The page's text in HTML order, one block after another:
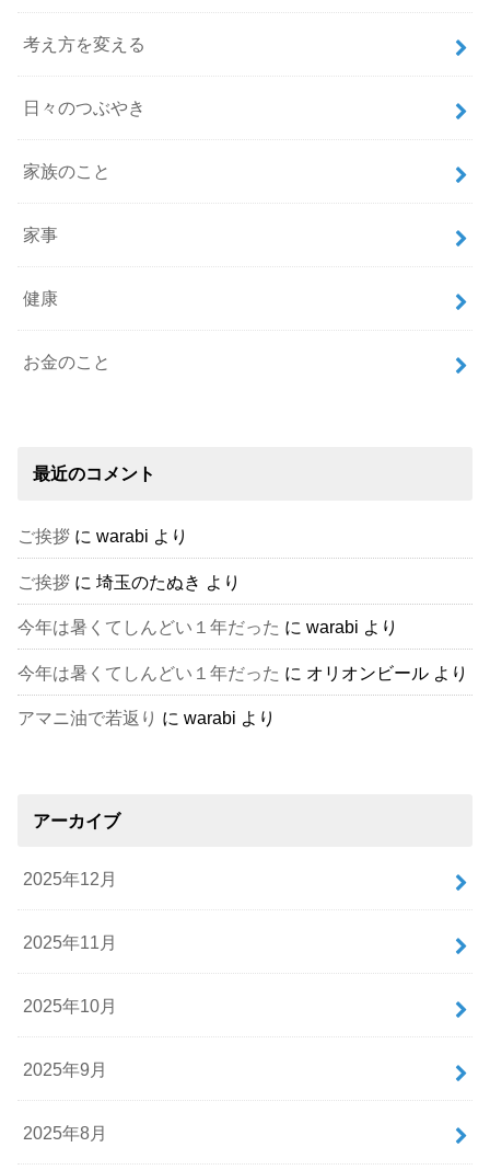
考え方を変える
日々のつぶやき
家族のこと
家事
健康
お金のこと
最近のコメント
ご挨拶 にwarabi より
ご挨拶 に埼玉のたぬき より
今年は暑くてしんどい１年だった にwarabi より
今年は暑くてしんどい１年だった に オリオンビール より
アマニ油で若返り にwarabi より
アーカイブ
2025年12月
2025年11月
2025年10月
2025年9月
2025年8月